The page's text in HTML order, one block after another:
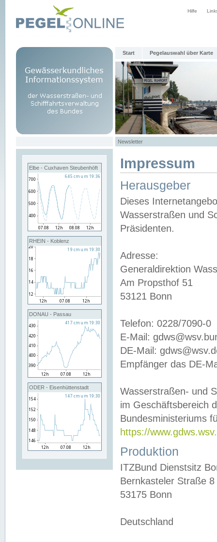
Hilfe
Start Pegelauswahl über Karte
Newsletter
Elbe - Cuxhaven Steubenhöft
RHEIN - Koblenz
DONAU - Passau
ODER - Eisenhüttenstadt
Impressum
Herausgeber
Dieses
Wasserstraßen und
Präsidenten.
Adresse:
Generaldirektion
Am Propsthof 51
53121 Bonn
Telefon: 0228/7090-0
E-Mail:
DE-Mail:
Empfänger das DE-
Wasserstraßen- und
im Geschäftsbereich
Bundesministeriums
https://
Produktion
ITZBund Dienstsitz
Bernkasteler Straße 8
53175 Bonn
Deutschland